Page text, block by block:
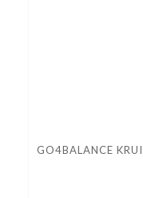
GO4BALANCE